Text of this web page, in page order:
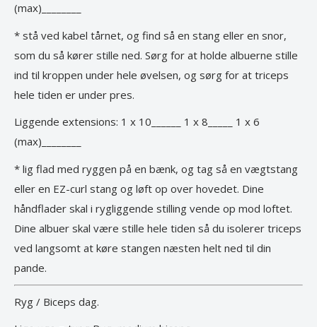
(max)________
* stå ved kabel tårnet, og find så en stang eller en snor,
som du så kører stille ned. Sørg for at holde albuerne stille
ind til kroppen under hele øvelsen, og sørg for at triceps
hele tiden er under pres.
Liggende extensions: 1 x 10______ 1 x 8_____ 1 x 6
(max)________
* lig flad med ryggen på en bænk, og tag så en vægtstang
eller en EZ-curl stang og løft op over hovedet. Dine
håndflader skal i rygliggende stilling vende op mod loftet.
Dine albuer skal være stille hele tiden så du isolerer triceps
ved langsomt at køre stangen næsten helt ned til din
pande.
Ryg / Biceps dag.